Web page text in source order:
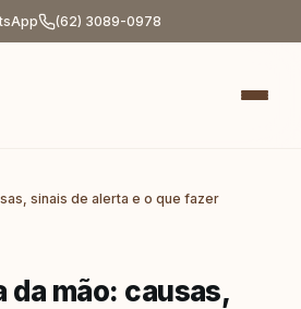
(62) 3089-0978
sinais de alerta e o que fazer
da mão: causas,